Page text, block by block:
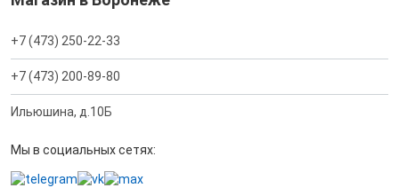
+7 (473) 250-22-33
+7 (473) 200-89-80
Ильюшина, д.10Б
Мы в социальных сетях: